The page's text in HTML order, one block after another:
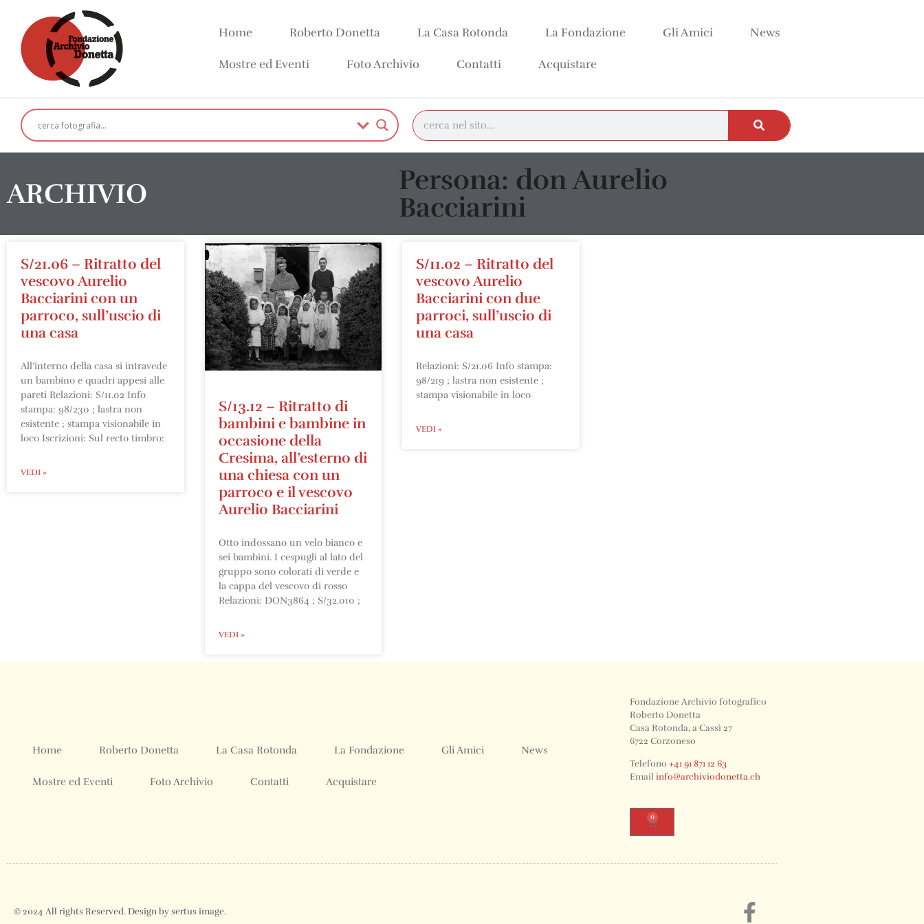
Home Roberto Donetta La Casa Rotonda La Fondazione Gli Amici News
Mostre ed Eventi Foto Archivio Contatti Acquistare
ARCHIVIO
Persona: don Aurelio
Bacciarini
S/21.06 – Ritratto del
vescovo Aurelio
Bacciarini con un
parroco, sull’uscio di
una casa
All’interno della casa si intravede
un bambino e quadri appesi alle
pareti Relazioni: S/11.02 Info
stampa: 98/230 ; lastra non
esistente ; stampa visionabile in
loco Iscrizioni: Sul recto timbro:
VEDI »
S/13.12 – Ritratto di
bambini e bambine in
occasione della
Cresima, all’esterno di
una chiesa con un
parroco e il vescovo
Aurelio Bacciarini
Otto indossano un velo bianco e
sei bambini. I cespugli al lato del
gruppo sono colorati di verde e
la cappa del vescovo di rosso
Relazioni: DON3864 ; S/32.010 ;
VEDI »
S/11.02 – Ritratto del
vescovo Aurelio
Bacciarini con due
parroci, sull’uscio di
una casa
Relazioni: S/21.06 Info stampa:
98/219 ; lastra non esistente ;
stampa visionabile in loco
VEDI »
Home Roberto Donetta La Casa Rotonda La Fondazione Gli Amici News
Mostre ed Eventi Foto Archivio Contatti Acquistare
Fondazione Archivio fotografico
Roberto Donetta
Casa Rotonda, a Cassì 27
6722 Corzoneso
Telefono +41 91 871 12 63
Email info@archiviodonetta.ch
0
© 2024 All rights Reserved. Design by sertus image.